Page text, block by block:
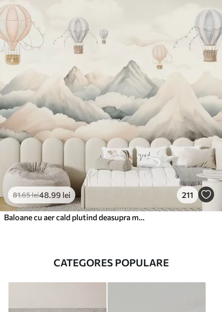
81.65lei48 .99 lei 211
CATEGORES POPULARE